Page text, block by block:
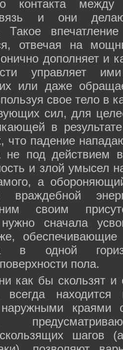
контакта
и они
Такое
отвечая на
дополняет и
управляет
их или даже
свое тело в
сил, для
в
что падение
под действием
и злой умысел
а
враждебной
своим
сначала
обеспечивающие
в одной
пола.
как бы скользят
всегда
наружными краями
шагов